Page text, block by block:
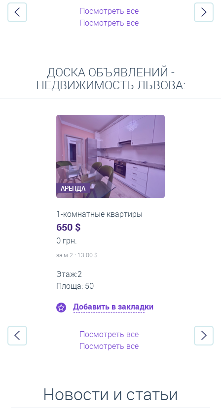
Посмотреть все
Посмотреть все
ДОСКА ОБЪЯВЛЕНИЙ -
НЕДВИЖИМОСТЬ ЛЬВОВА:
АРЕНДА
3-комнатные квартиры
0 $
22 000 грн.
за м 2 : 0.00 $
Этаж:1
Площа: 65
Добавить в закладки
Посмотреть все
Посмотреть все
Новости и статьи